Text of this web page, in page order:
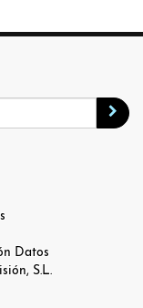
Datos
S.L.